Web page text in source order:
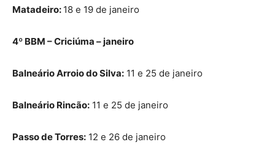
Matadeiro: 18 e 19 de janeiro
4º BBM – Criciúma – janeiro
Balneário Arroio do Silva: 11 e 25 de janeiro
Balneário Rincão: 11 e 25 de janeiro
Passo de Torres: 12 e 26 de janeiro